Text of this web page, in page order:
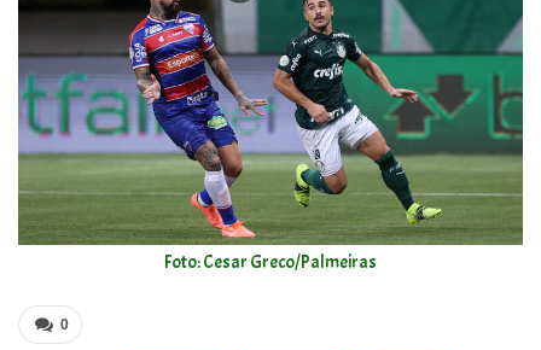
Foto: Cesar Greco/Palmeiras
0